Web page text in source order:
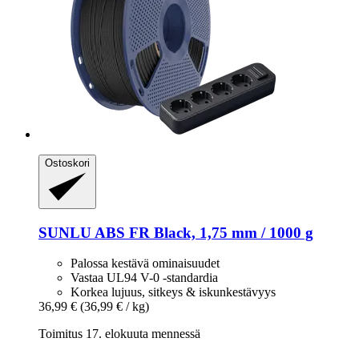
Ostoskori
SUNLU ABS FR Black, 1,75 mm / 1000 g
Palossa kestävä ominaisuudet
Vastaa UL94 V-0 -standardia
Korkea lujuus, sitkeys & iskunkestävyys
36,99 € (36,99 € / kg)
Toimitus 17. elokuuta mennessä